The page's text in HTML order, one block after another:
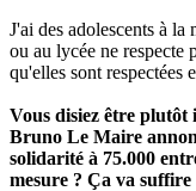
J'ai des adolescents à
ou au lycée ne respecte
qu'elles sont respectées
Vous disiez être plutôt
Bruno Le Maire
solidarité à 75.000
mesure ? Ça va suffire